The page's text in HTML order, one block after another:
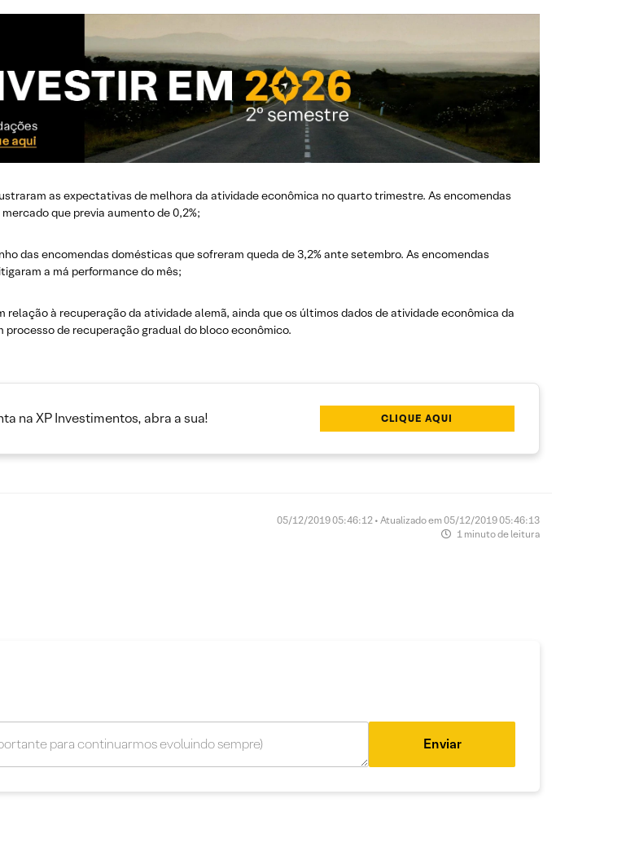
as expectativas de melhora da atividade econômica no quarto trimestre. As encomendas
que previa aumento de 0,2%;
das encomendas domésticas que sofreram queda de 3,2% ante setembro. As encomendas
a má performance do mês;
à recuperação da atividade alemã, ainda que os últimos dados de atividade econômica da
de recuperação gradual do bloco econômico.
na XP Investimentos, abra a sua! CLIQUE AQUI
05/12/2019 05:46:12 • Atualizado em 05/12/2019 05:46:13
1 minuto de leitura
Enviar